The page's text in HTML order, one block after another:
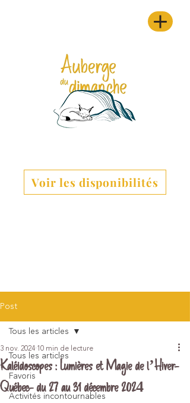
Voir les disponibilités
Post
Tous les articles
Favoris
Activités incontournables
Tous les articles
Kaléidoscopes : Lumières et Magie de l’Hiver-
Québec- du 27 au 31 décembre 2024
3 nov. 2024 10 min de lecture